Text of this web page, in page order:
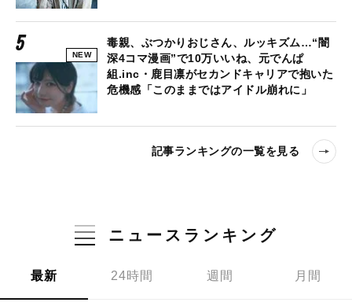
NEW
毒親、ぶつかりおじさん、ルッキズム…“闇
深4コマ漫画”で10万いいね、元でんぱ
組.inc・鹿目凛がセカンドキャリアで抱いた
危機感「このままではアイドル崩れに」
記事ランキングの一覧を見る
ニュースランキング
最新 24時間 週間 月間